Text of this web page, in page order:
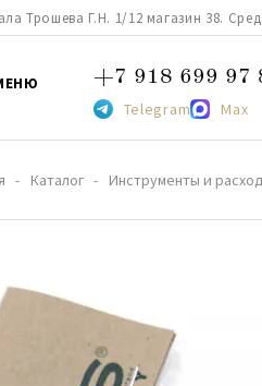
Трошева Г.Н. 1/12 магазин 38.
+7 918 699 97
Telegram Max
Каталог Инструменты и